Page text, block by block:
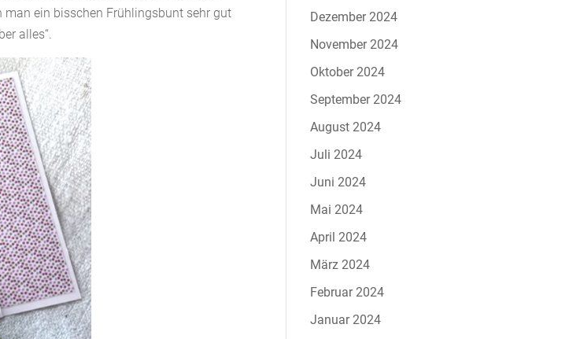
man ein bisschen Frühlingsbunt sehr gut
alles“.
Dezember 2024
November 2024
Oktober 2024
September 2024
August 2024
Juli 2024
Juni 2024
Mai 2024
April 2024
März 2024
Februar 2024
Januar 2024